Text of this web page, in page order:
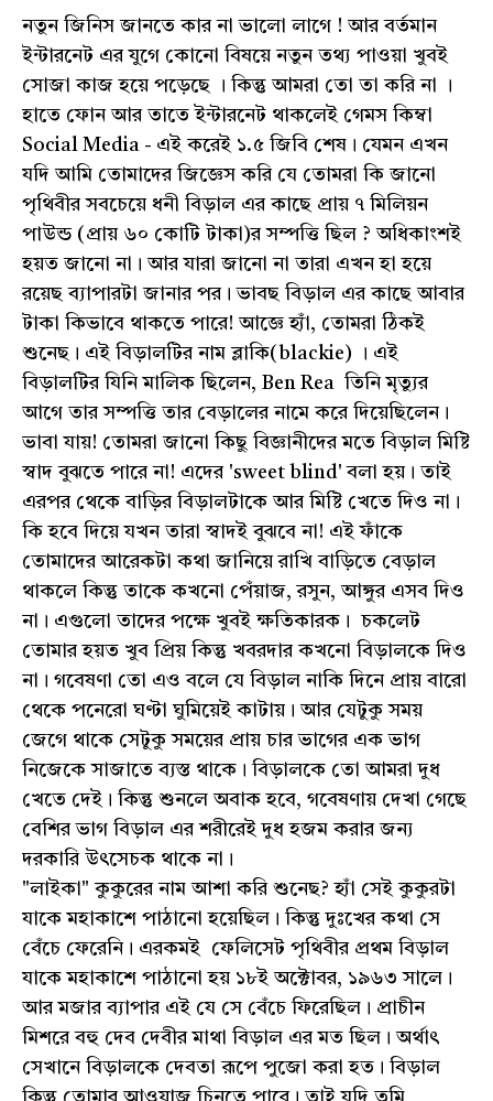
নতুন জিনিস জানতে কার না ভালো লাগে ! আর বর্তমান
ইন্টারনেট এর যুগে কোনো বিষয়ে নতুন তথ্য পাওয়া খুবই
সোজা কাজ হয়ে পড়েছে । কিন্তু আমরা তো তা করি না ।
হাতে ফোন আর তাতে ইন্টারনেট থাকলেই গেমস কিম্বা
Social Media - এই করেই ১.৫ জিবি শেষ। যেমন এখন
যদি আমি তোমাদের জিজ্ঞেস করি যে তোমরা কি জানো
পৃথিবীর সবচেয়ে ধনী বিড়াল এর কাছে প্রায় ৭ মিলিয়ন
পাউন্ড (প্রায় ৬০ কোটি টাকা)র সম্পত্তি ছিল ? অধিকাংশই
হয়ত জানো না। আর যারা জানো না তারা এখন হা হয়ে
রয়েছ ব্যাপারটা জানার পর। ভাবছ বিড়াল এর কাছে আবার
টাকা কিভাবে থাকতে পারে! আজ্ঞে হ্যাঁ, তোমরা ঠিকই
শুনেছ। এই বিড়ালটির নাম ব্লাকি(blackie) । এই
বিড়ালটির যিনি মালিক ছিলেন, Ben Rea তিনি মৃত্যুর
আগে তার সম্পত্তি তার বেড়ালের নামে করে দিয়েছিলেন।
ভাবা যায়! তোমরা জানো কিছু বিজ্ঞানীদের মতে বিড়াল মিষ্টি
স্বাদ বুঝতে পারে না! এদের 'sweet blind' বলা হয়। তাই
এরপর থেকে বাড়ির বিড়ালটাকে আর মিষ্টি খেতে দিও না।
কি হবে দিয়ে যখন তারা স্বাদই বুঝবে না! এই ফাঁকে
তোমাদের আরেকটা কথা জানিয়ে রাখি বাড়িতে বেড়াল
থাকলে কিন্তু তাকে কখনো পেঁয়াজ, রসুন, আঙ্গুর এসব দিও
না। এগুলো তাদের পক্ষে খুবই ক্ষতিকারক। চকলেট
তোমার হয়ত খুব প্রিয় কিন্তু খবরদার কখনো বিড়ালকে দিও
না। গবেষণা তো এও বলে যে বিড়াল নাকি দিনে প্রায় বারো
থেকে পনেরো ঘণ্টা ঘুমিয়েই কাটায়। আর যেটুকু সময়
জেগে থাকে সেটুকু সময়ের প্রায় চার ভাগের এক ভাগ
নিজেকে সাজাতে ব্যস্ত থাকে। বিড়ালকে তো আমরা দুধ
খেতে দেই। কিন্তু শুনলে অবাক হবে, গবেষণায় দেখা গেছে
বেশির ভাগ বিড়াল এর শরীরেই দুধ হজম করার জন্য
দরকারি উৎসেচক থাকে না।
"লাইকা" কুকুরের নাম আশা করি শুনেছ? হ্যাঁ সেই কুকুরটা
যাকে মহাকাশে পাঠানো হয়েছিল। কিন্তু দুঃখের কথা সে
বেঁচে ফেরেনি। এরকমই ফেলিসেট পৃথিবীর প্রথম বিড়াল
যাকে মহাকাশে পাঠানো হয় ১৮ই অক্টোবর, ১৯৬৩ সালে।
আর মজার ব্যাপার এই যে সে বেঁচে ফিরেছিল। প্রাচীন
মিশরে বহু দেব দেবীর মাথা বিড়াল এর মত ছিল। অর্থাৎ
সেখানে বিড়ালকে দেবতা রূপে পুজো করা হত। বিড়াল